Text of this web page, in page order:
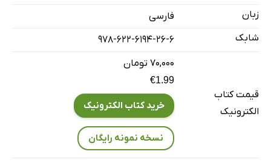
پیوست
زبان
فارسی
شابک
978-622-6194-26-6
قیمت کتاب
الکترونیک
۷۰,۰۰۰ تومان
€1.99
خرید کتاب الکترونیک
نسخه نمونه رایگان